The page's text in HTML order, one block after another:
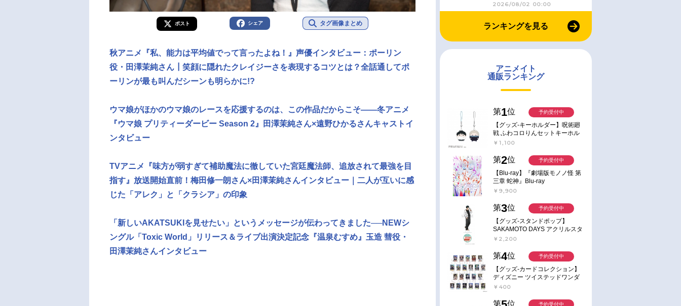
ポスト シェア タグ画像まとめ
秋アニメ『私、能力は平均値でって言ったよね！』声優インタビュー：ポーリン
役・田澤茉純さん┃笑顔に隠れたクレイジーさを表現するコツとは？全話通してポ
ーリンが最も叫んだシーンも明らかに!?
ウマ娘がほかのウマ娘のレースを応援するのは、この作品だからこそ――冬アニメ
『ウマ娘 プリティーダービー Season 2』田澤茉純さん×遠野ひかるさんキャストイ
ンタビュー
TVアニメ『味⽅が弱すぎて補助魔法に徹していた宮廷魔法師、追放されて最強を⽬
指す』放送開始直前！梅田修一朗さん×田澤茉純さんインタビュー｜二人が互いに感
じた「アレク」と「クラシア」の印象
「新しいAKATSUKIを見せたい」というメッセージが伝わってきました──NEWシ
ングル「Toxic World」リリース＆ライブ出演決定記念『温泉むすめ』玉造 彗役・
田澤茉純さんインタビュー
【名作・話題作】｜ジャンル別人
気作品をピックアップ
2026/08/02 00:00
ランキングを見る
アニメイト
通販ランキング
第1位
【グッズ-キーホルダー】呪術廻
戦 ふわコロりんセットキーホル
ダー【アニメイト特典付】
￥1,100
予約受付中
第2位
【Blu-ray】『劇場版モノノ怪 第
三章 蛇神』Blu-ray
￥9,900
予約受付中
第3位
【グッズ-スタンドポップ】
SAKAMOTO DAYS アクリルスタ
ンド～Sunny Afternoon～ 4.南雲
￥2,200
予約受付中
第4位
【グッズ-カードコレクション】
ディズニー ツイステッドワンダ
ーランド ランダムカードコレク
￥400
予約受付中
第 位 予約受付中